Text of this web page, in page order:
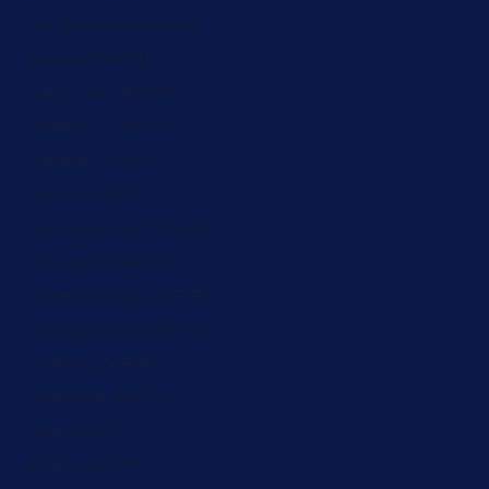
Kyrgyzstan (ZAR R)
Latvia (ZAR R)
Lebanon (ZAR R)
Lesotho (ZAR R)
Liberia (ZAR R)
Libya (ZAR R)
Liechtenstein (ZAR R)
Lithuania (ZAR R)
Luxembourg (ZAR R)
Madagascar (ZAR R)
Malawi (ZAR R)
Maldives (ZAR R)
Mali (ZAR R)
Malta (ZAR R)